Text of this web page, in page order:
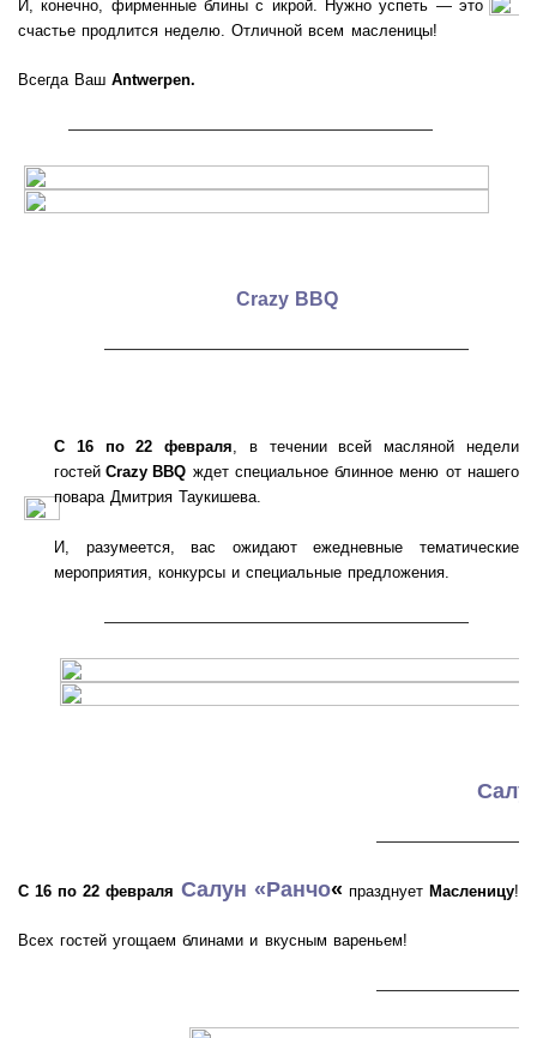
И, конечно, фирменные блины с икрой. Нужно успеть — это
счастье продлится неделю. Отличной всем масленицы!
Всегда Ваш Antwerpen.
———————————————————
Crazy BBQ
———————————————————
С 16 по 22 февраля, в течении всей масляной недели
гостей Crazy BBQ ждет специальное блинное меню от нашего
повара Дмитрия Таукишева.
И, разумеется, вас ожидают ежедневные тематические
мероприятия, конкурсы и специальные предложения.
———————————————————
С 16 по 22 февраля Салун «Ранчо« празднует Масленицу!
Всех гостей угощаем блинами и вкусным вареньем!